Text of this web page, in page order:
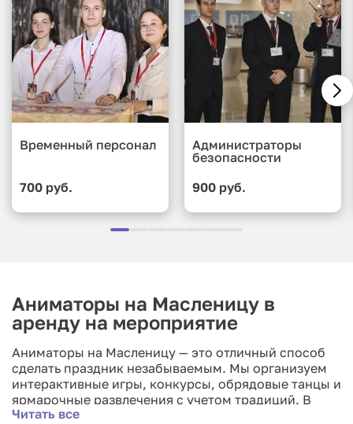
Временный персонал
700 руб.
Администраторы
безопасности
900 руб.
Аниматоры на Масленицу в
аренду на мероприятие
Аниматоры на Масленицу — это отличный способ
сделать праздник незабываемым. Мы организуем
интерактивные игры, конкурсы, обрядовые танцы и
ярмарочные развлечения с учетом традиций. В
наших арсенале веселые костюмы, реквизит и
Читать все